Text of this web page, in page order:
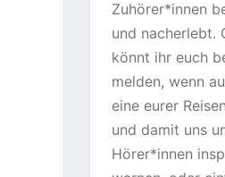
Zuhörer*innen
und nacherlebt.
könnt ihr euch
melden, wenn
eine eurer
und damit uns
Hörer*innen